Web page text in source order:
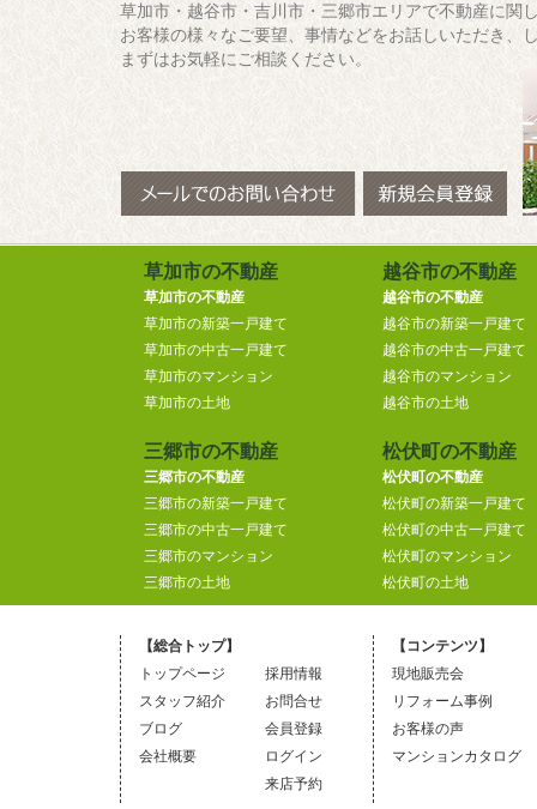
草加市・越谷市・吉川市・三郷市エリアで不動産に関
お客様の様々なご要望、事情などをお話しいただき、
まずはお気軽にご相談ください。
草加市の不動産
草加市の不動産
草加市の新築一戸建て
草加市の中古一戸建て
草加市のマンション
草加市の土地
越谷市の不動産
越谷市の不動産
越谷市の新築一戸建て
越谷市の中古一戸建て
越谷市のマンション
越谷市の土地
三郷市の不動産
三郷市の不動産
三郷市の新築一戸建て
三郷市の中古一戸建て
三郷市のマンション
三郷市の土地
松伏町の不動産
松伏町の不動産
松伏町の新築一戸建て
松伏町の中古一戸建て
松伏町のマンション
松伏町の土地
【総合トップ】
トップページ
スタッフ紹介
ブログ
会社概要
採用情報
お問合せ
会員登録
ログイン
来店予約
【コンテンツ】
現地販売会
リフォーム事例
お客様の声
マンションカタログ